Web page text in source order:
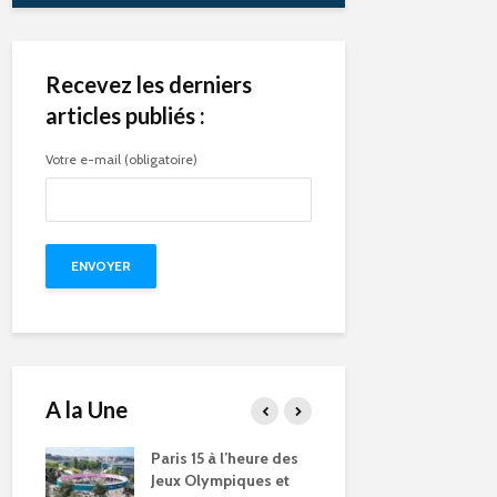
Recevez les derniers
articles publiés :
Votre e-mail (obligatoire)
A la Une
Compétitions, flamme
olympique… les Jeux